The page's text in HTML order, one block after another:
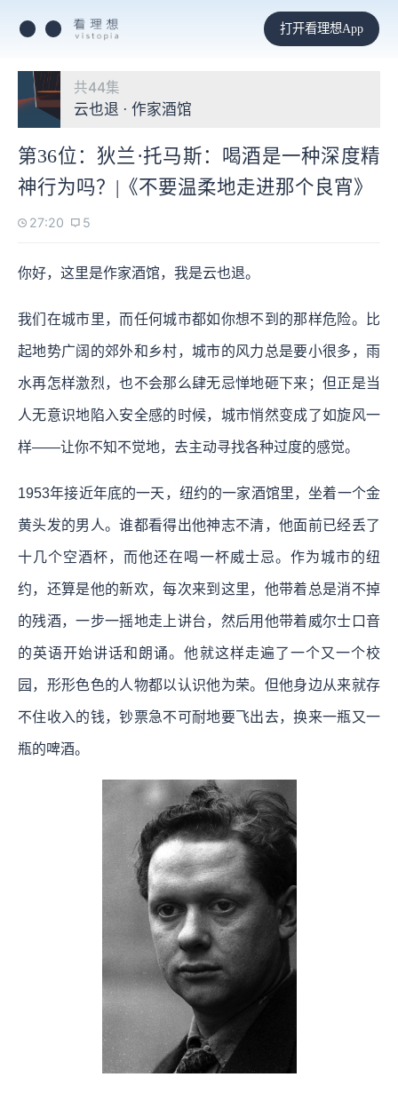
打开看理想App
共44集
云也退 · 作家酒馆
第36位：狄兰·托马斯：喝酒是一种深度精
神行为吗？|《不要温柔地走进那个良宵》
27:20 5
你好，这里是作家酒馆，我是云也退。
我们在城市里，而任何城市都如你想不到的那样危险。比
起地势广阔的郊外和乡村，城市的风力总是要小很多，雨
水再怎样激烈，也不会那么肆无忌惮地砸下来；但正是当
人无意识地陷入安全感的时候，城市悄然变成了如旋风一
样——让你不知不觉地，去主动寻找各种过度的感觉。
1953年接近年底的一天，纽约的一家酒馆里，坐着一个金
黄头发的男人。谁都看得出他神志不清，他面前已经丢了
十几个空酒杯，而他还在喝一杯威士忌。作为城市的纽
约，还算是他的新欢，每次来到这里，他带着总是消不掉
的残酒，一步一摇地走上讲台，然后用他带着威尔士口音
的英语开始讲话和朗诵。他就这样走遍了一个又一个校
园，形形色色的人物都以认识他为荣。但他身边从来就存
不住收入的钱，钞票急不可耐地要飞出去，换来一瓶又一
瓶的啤酒。